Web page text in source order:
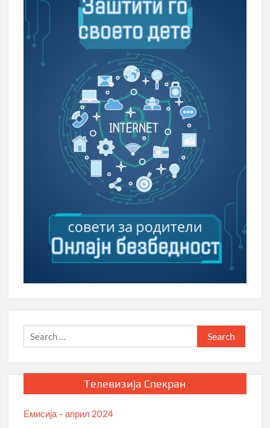
Search
for:
Телевизија Спекран
Емисија – април 2024